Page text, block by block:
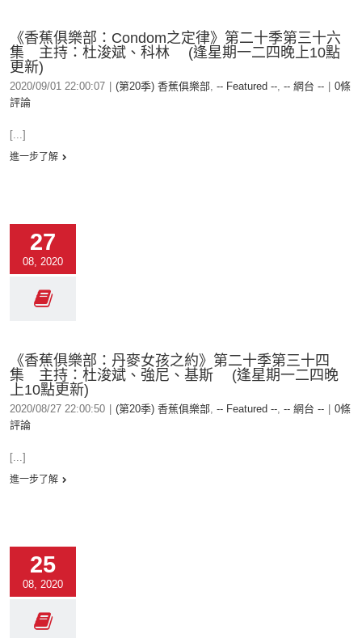
《香蕉俱樂部：Condom之定律》第二十季第三十六
集 主持：杜浚斌、科林 (逢星期一二四晚上10點
更新)
2020/09/01 22:00:07 (第20季) 香蕉俱樂部, -- Featured --, -- 網台 --
0條
評論
[...]
進一步了解
27
08, 2020
《香蕉俱樂部：丹麥女孩之約》第二十季第三十四
集 主持：杜浚斌、強尼、基斯 (逢星期一二四晚
上10點更新)
2020/08/27 22:00:50 (第20季) 香蕉俱樂部, -- Featured --, -- 網台 --
0條
評論
[...]
進一步了解
25
08, 2020